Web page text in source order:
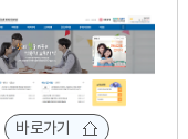
바로가기